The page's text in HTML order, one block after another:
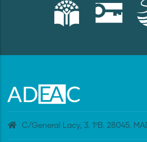
C/General Lacy, 3. 1ºB. 28045.